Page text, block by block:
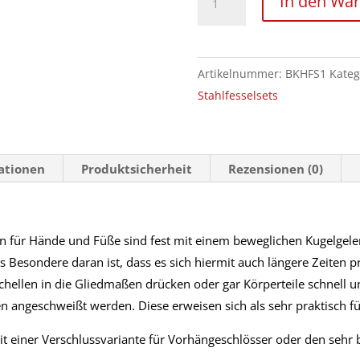
gelenkgelagerte
–
und
Fußschellen
Artikelnummer: BKHFS1
Stahlfesselsets
Produktsicherheit Rezensionen (0)
für Hände und Füße sind fest mit einem beweglichen
Besondere daran ist, dass es sich hiermit auch längere Zeiten
in die Gliedmaßen drücken oder gar Körperteile schnell
angeschweißt werden. Diese erweisen sich als sehr praktisch
einer Verschlussvariante für Vorhängeschlösser oder den sehr